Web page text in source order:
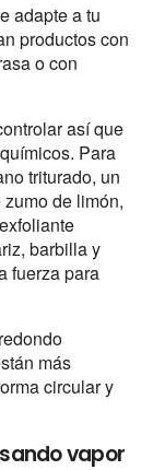
adapte a tu
productos con
o con
así que
Para
triturado, un
de limón,
barbilla y
fuerza para
más
circular y
vapor